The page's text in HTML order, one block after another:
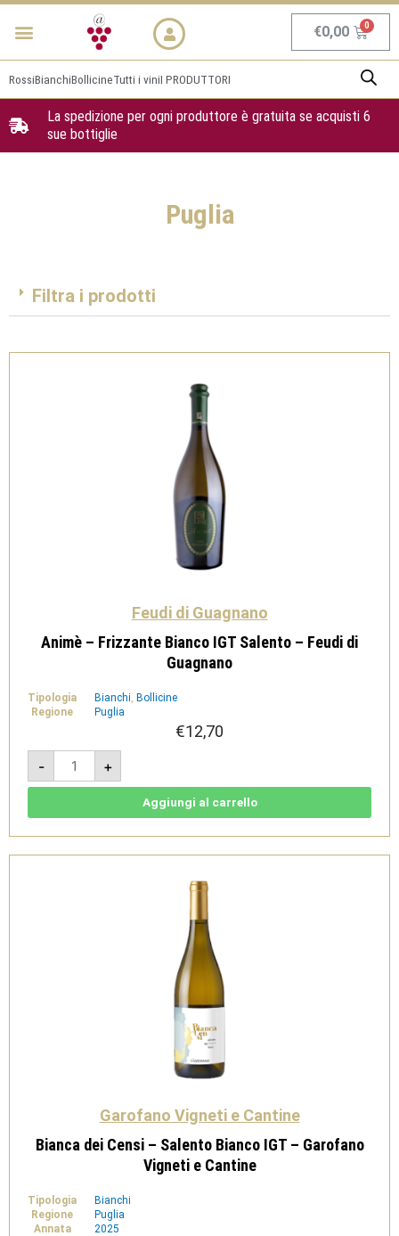
Vai
Menu €0,00
RossiBianchiBollicineTutti i viniI PRODUTTORI
La spedizione per ogni produttore è gratuita se acquisti 6
sue bottiglie
Puglia
Filtra i prodotti
Feudi di Guagnano
Animè – Frizzante Bianco IGT Salento – Feudi di
Guagnano
Tipologia Bianchi, Bollicine
Regione
Puglia
€12,70
-
Animè
Frizzante
Bianco
Feudi
Guagnano
+
Aggiungi al carrello
Garofano Vigneti e Cantine
Bianca dei Censi – Salento Bianco IGT – Garofano
Vigneti e Cantine
Tipologia
Bianchi
Regione
Puglia
Annata
2025